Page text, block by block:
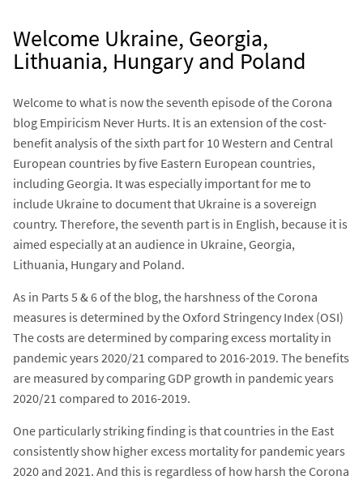
Welcome Ukraine, Georgia,
Lithuania, Hungary and Poland
Welcome to what is now the seventh episode of the Corona
blog Empiricism Never Hurts. It is an extension of the cost-
benefit analysis of the sixth part for 10 Western and Central
European countries by five Eastern European countries,
including Georgia. It was especially important for me to
include Ukraine to document that Ukraine is a sovereign
country. Therefore, the seventh part is in English, because it is
aimed especially at an audience in Ukraine, Georgia,
Lithuania, Hungary and Poland.
As in Parts 5 & 6 of the blog, the harshness of the Corona
measures is determined by the Oxford Stringency Index (OSI)
The costs are determined by comparing excess mortality in
pandemic years 2020/21 compared to 2016-2019. The benefits
are measured by comparing GDP growth in pandemic years
2020/21 compared to 2016-2019.
One particularly striking finding is that countries in the East
consistently show higher excess mortality for pandemic years
2020 and 2021. And this is regardless of how harsh the Corona